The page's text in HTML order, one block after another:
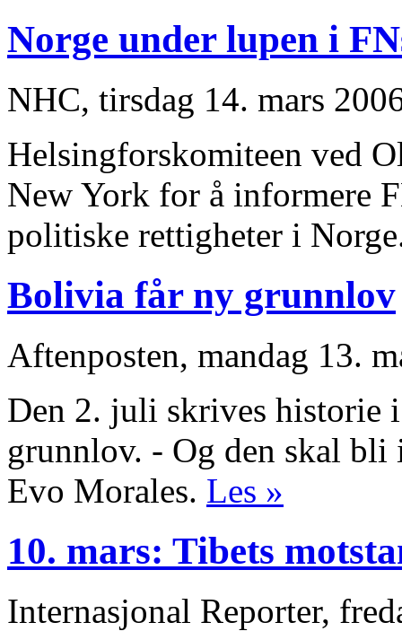
Norge under lupen i
NHC, tirsdag 14. mars
Helsingforskomiteen ved
New York for å informere
politiske rettigheter i
Bolivia får ny grunnlov
Aftenposten, mandag 13.
Den 2. juli skrives historie
grunnlov. - Og den skal
Evo Morales. Les »
10. mars: Tibets
Internasjonal Reporter,